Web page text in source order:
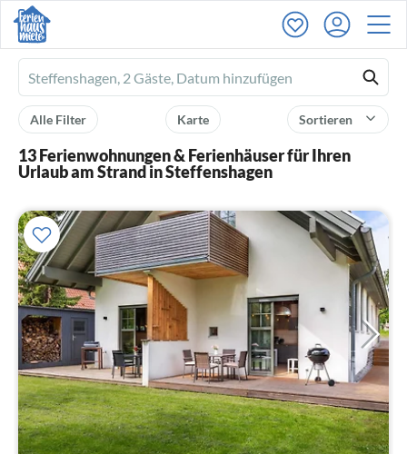
Ferienhausmiete
logo
Sortieren
Karte
Alle Filter
13 Ferienwohnungen & Ferienhäuser für Ihren
Urlaub am Strand in Steffenshagen